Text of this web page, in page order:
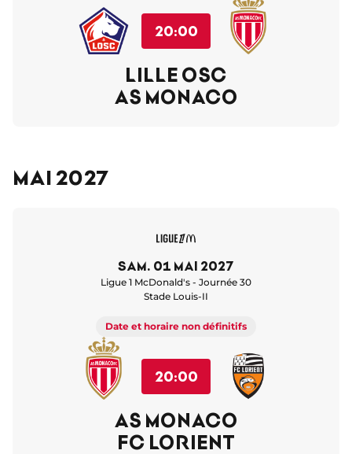
20:00
LILLE OSC
AS MONACO
Mai 2027
sam. 01 mai 2027
Ligue 1 McDonald's - Journée 30
Stade Louis-II
Date et horaire non définitifs
20:00
AS MONACO
FC LORIENT